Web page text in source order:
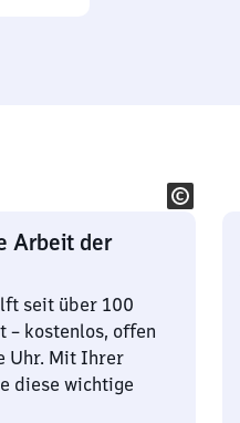
Arbeit der
seit über 100
– kostenlos, offen
Uhr. Mit Ihrer
diese wichtige